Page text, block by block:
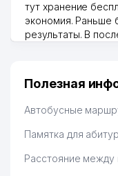
тут хранение
экономия. Раньше
результаты. В
Hamida 03.08.2026
Полезная
Автобусные
Памятка для
Расстояние между